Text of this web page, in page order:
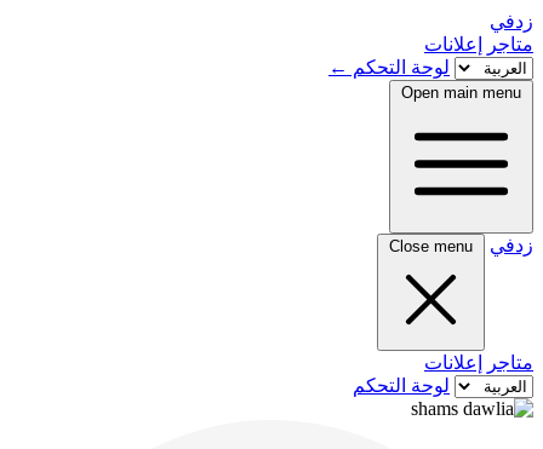
زدفي
متاجر
إعلانات
لوحة التحكم ←
Open main menu
زدفي Close menu
متاجر
إعلانات
لوحة التحكم